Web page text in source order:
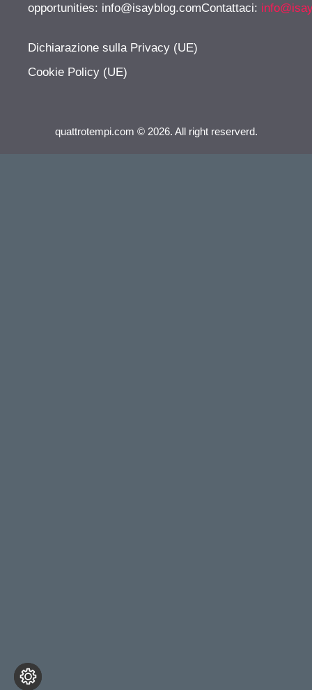
opportunities: info@isayblog.comContattaci:
Dichiarazione sulla Privacy (UE)
Cookie Policy (UE)
quattrotempi.com © 2026. All right reserverd.